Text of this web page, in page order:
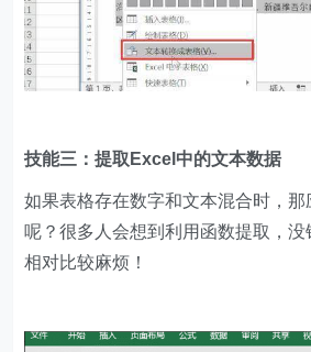
技能三：提取Excel中的文本数据
如果表格存在数字和文本混合时，那
呢？很多人会想到利用函数提取，
相对比较麻烦！